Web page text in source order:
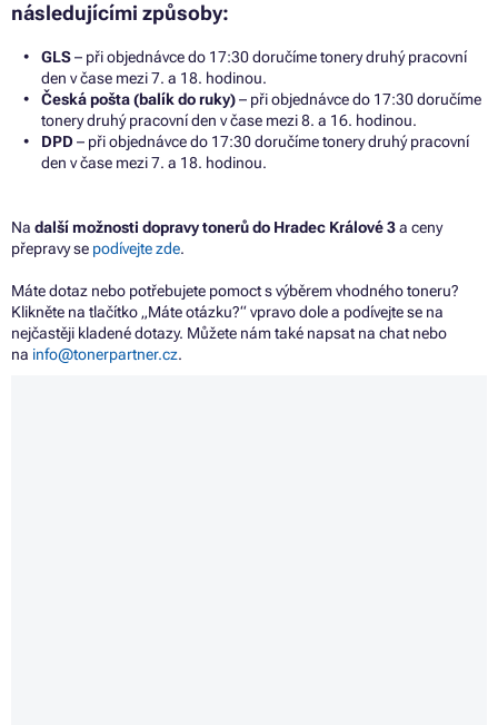
následujícími způsoby:
GLS– při objednávce do 17:30 doručíme tonery druhý pracovní
den v čase mezi 7. a 18. hodinou.
Česká pošta (balík do ruky)– při objednávce do 17:30 doručíme
tonery druhý pracovní den v čase mezi 8. a 16. hodinou.
DPD – při objednávce do 17:30 doručíme tonery druhý pracovní
den v čase mezi 7. a 18. hodinou.
Na další možnosti dopravy tonerů do Hradec Králové 3a ceny
přepravy se podívejte zde.
Máte dotaz nebo potřebujete pomoct s výběrem vhodného toneru?
Klikněte na tlačítko „Máte otázku?“ vpravo dole a podívejte se na
nejčastěji kladené dotazy. Můžete nám také napsat na chat nebo
na info@tonerpartner.cz.